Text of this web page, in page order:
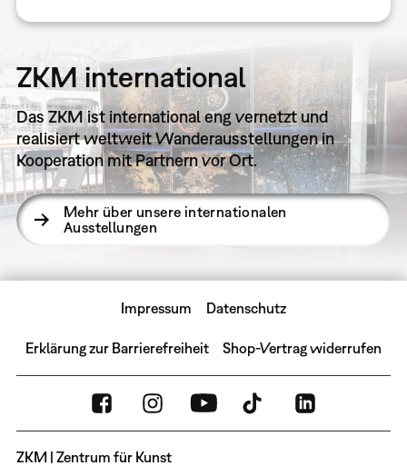
ZKM international
Das ZKM ist international eng vernetzt und
realisiert weltweit Wanderausstellungen in
Kooperation mit Partnern vor Ort.
Mehr über unsere internationalen
Ausstellungen
Impressum Datenschutz
Erklärung zur Barrierefreiheit Shop-Vertrag widerrufen
ZKM | Zentrum für Kunst